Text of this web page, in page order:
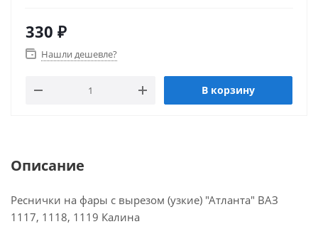
автомобиля.
330 ₽
Нашли дешевле?
В корзину
Описание
Реснички на фары с вырезом (узкие) "Атланта" ВАЗ
1117, 1118, 1119 Калина